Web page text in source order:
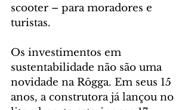
scooter – para moradores e
turistas.
Os investimentos em
sustentabilidade não são uma
novidade na Rôgga. Em seus 15
anos, a construtora já lançou no